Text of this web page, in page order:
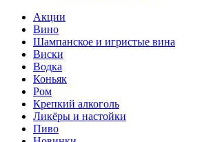
Акции
Вино
Шампанское и игристые вина
Виски
Водка
Коньяк
Ром
Крепкий алкоголь
Ликёры и настойки
Пиво